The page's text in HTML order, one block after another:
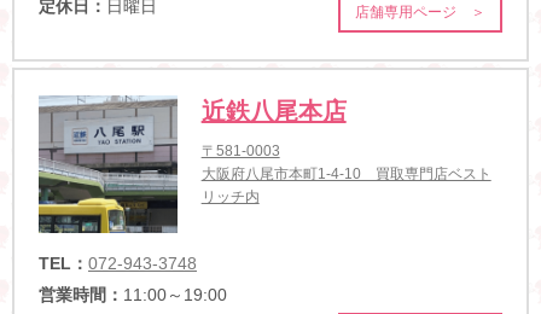
定休日： 日曜日 店舗専用ページ ＞
近鉄八尾本店
〒581-0003
大阪府八尾市本町1-4-10 買取専門店ベスト
リッチ内
TEL： 072-943-3748
営業時間： 11:00～19:00